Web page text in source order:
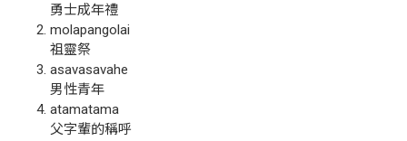
勇士成年禮
molapangolai
祖靈祭
asavasavahe
男性青年
atamatama
父字輩的稱呼